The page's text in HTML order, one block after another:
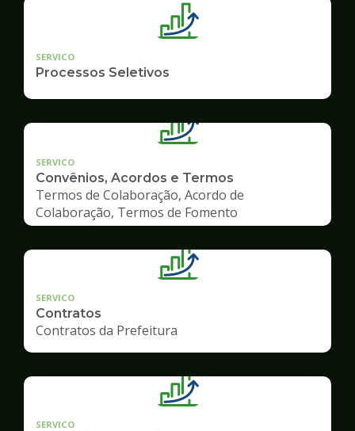
SERVICO
Processos Seletivos
SERVICO
Convênios, Acordos e Termos
Termos de Colaboração, Acordo de
Colaboração, Termos de Fomento
SERVICO
Contratos
Contratos da Prefeitura
SERVICO